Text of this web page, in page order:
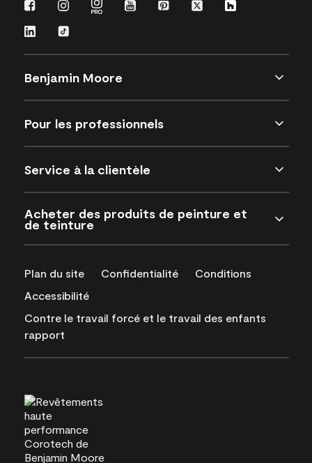
Benjamin Moore
Pour les professionnels
Service à la clientèle
Acheter des produits de peinture et
de teinture
Plan du site Confidentialité
Conditions
Accessibilité
Contre le travail forcé et le travail des enfants
rapport